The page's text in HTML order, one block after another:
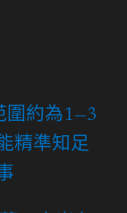
圍約為1—3
精準知足